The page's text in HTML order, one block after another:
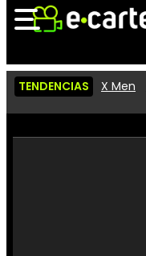
Vídeos
TENDENCIAS X Men